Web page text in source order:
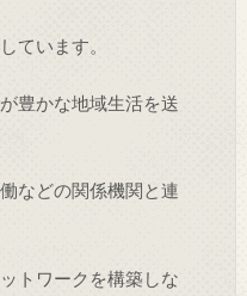
ています。
豊かな地域生活を送
などの関係機関と連
トワークを構築しな